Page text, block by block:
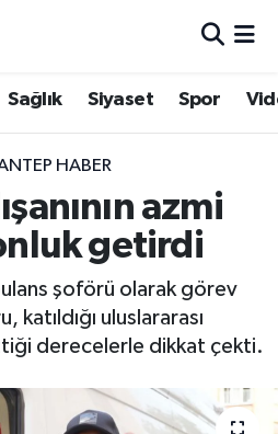
Sağlık Siyaset Spor
HABER
azmi
getirdi
şoförü olarak görev
katıldığı uluslararası
derecelerle dikkat çekti.